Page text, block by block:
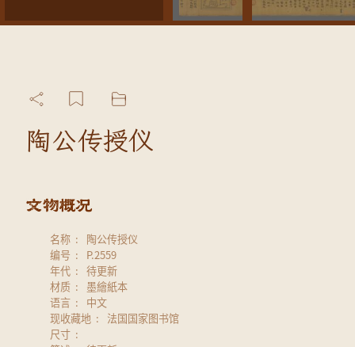
陶公传授仪
名称
陶公传授仪
编号
P.2559
年代
待更新
材质
墨繪紙本
语言
中文
现收藏地
法国国家图书馆
尺寸